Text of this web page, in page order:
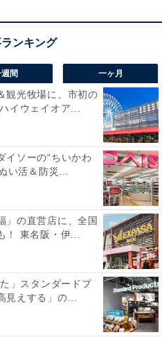
くすぐります。
IPX4の防水
再生など、実用性の高さも
くくて最高」「スケルトン
います。一方で、「ノイキ
る」という声も。デザイン
に合わせて装着感を選びた
いえそうです。
間 一ヶ月
観光牧場に、市初の
イウェイオア...
イソーの“ちいかわ
い活＆防災...
」の直営店に、全国
！ 東名阪・伊...
」スタンダードプ
見えする」の...